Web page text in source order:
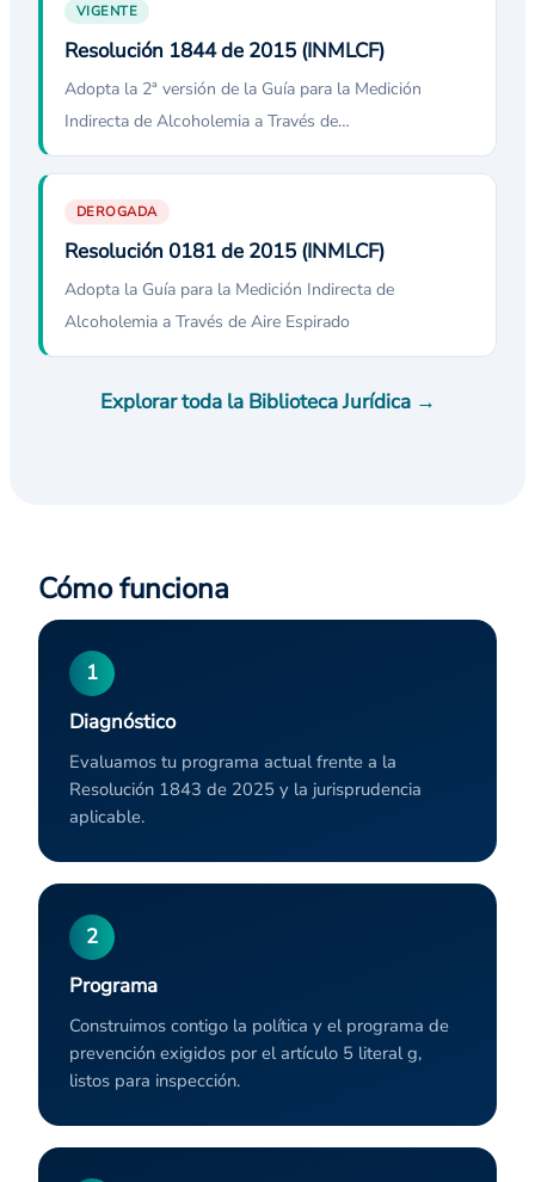
VIGENTE
Resolución 1844 de 2015 (INMLCF)
Adopta la 2ª versión de la Guía para la Medición
Indirecta de Alcoholemia a Través de…
DEROGADA
Resolución 0181 de 2015 (INMLCF)
Adopta la Guía para la Medición Indirecta de
Alcoholemia a Través de Aire Espirado
Explorar toda la Biblioteca Jurídica →
Cómo funciona
1
Diagnóstico
Evaluamos tu programa actual frente a la
Resolución 1843 de 2025 y la jurisprudencia
aplicable.
2
Programa
Construimos contigo la política y el programa de
prevención exigidos por el artículo 5 literal g,
listos para inspección.